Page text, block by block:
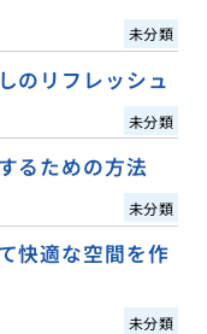
未分類
のリフレッシュ
未分類
るための方法
未分類
快適な空間を作
未分類